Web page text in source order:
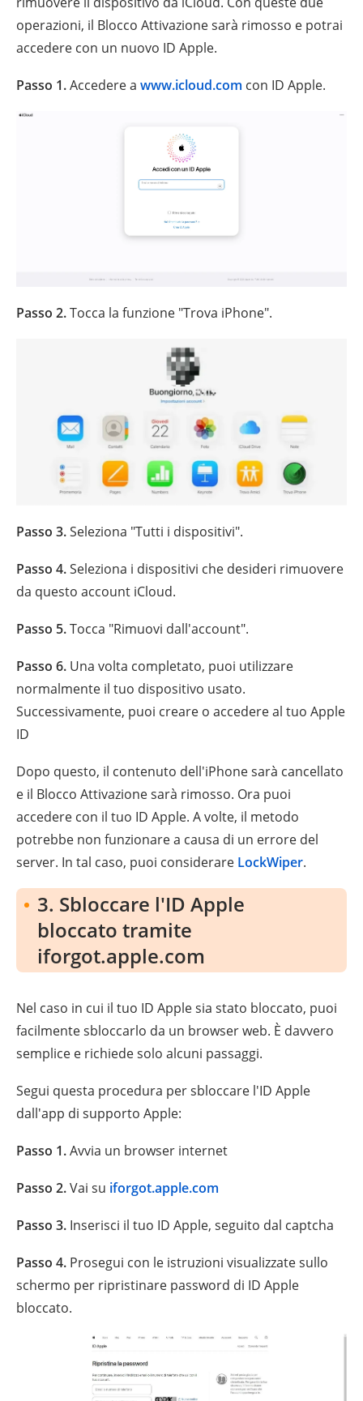
operazioni, il Blocco Attivazione sarà rimosso e potrai
accedere con un nuovo ID Apple.
Passo 1.Accedere a www.icloud.com con ID Apple.
Passo 2.Tocca la funzione "Trova iPhone".
Passo 3.Seleziona "Tutti i dispositivi".
Passo 4.Seleziona i dispositivi che desideri rimuovere
da questo account iCloud.
Passo 5.Tocca "Rimuovi dall'account".
Passo 6. Una volta completato, puoi utilizzare
normalmente il tuo dispositivo usato.
Successivamente, puoi creare o accedere al tuo Apple
ID
Dopo questo, il contenuto dell'iPhone sarà cancellato
e il Blocco Attivazione sarà rimosso. Ora puoi
accedere con il tuo ID Apple. A volte, il metodo
potrebbe non funzionare a causa di un errore del
server. In tal caso, puoi considerare LockWiper.
3. Sbloccare l'ID Apple
bloccato tramite
iforgot.apple.com
Nel caso in cui il tuo ID Apple sia stato bloccato, puoi
facilmente sbloccarlo da un browser web. È davvero
semplice e richiede solo alcuni passaggi.
Segui questa procedura per sbloccare l'ID Apple
dall'app di supporto Apple:
Passo 1.Avvia un browser internet
Passo 2.Vai su iforgot.apple.com
Passo 3. Inserisci il tuo ID Apple, seguito dal captcha
Passo 4. Prosegui con le istruzioni visualizzate sullo
schermo per ripristinare password di ID Apple
bloccato.